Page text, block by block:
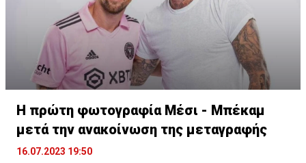
Η πρώτη φωτογραφία Μέσι - Μπέκαμ
μετά την ανακοίνωση της μεταγραφής
16.07.2023 19:50